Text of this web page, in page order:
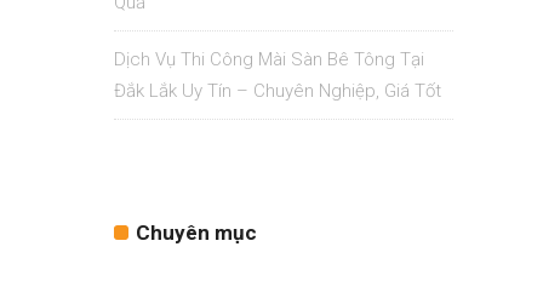
Dịch Vụ Thi Công Mài Sàn Bê Tông Tại
Đắk Lắk Uy Tín – Chuyên Nghiệp, Giá Tốt
Chuyên mục